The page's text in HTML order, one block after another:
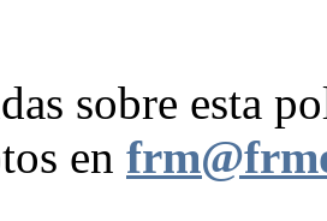
sobre esta
en